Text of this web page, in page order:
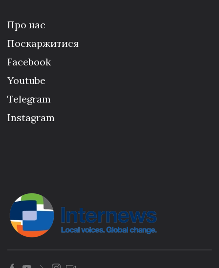
Про нас
Поскаржитися
Facebook
Youtube
Telegram
Instagram